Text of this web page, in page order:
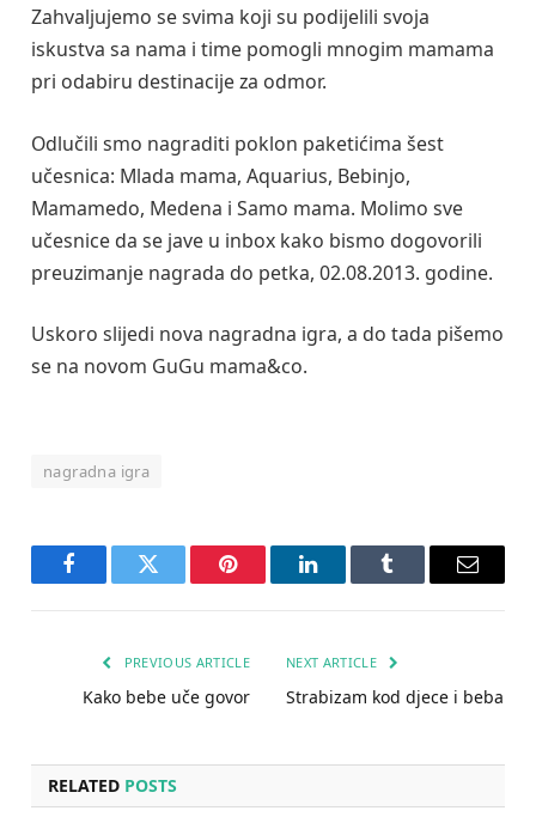
Zahvaljujemo se svima koji su podijelili svoja
iskustva sa nama i time pomogli mnogim mamama
pri odabiru destinacije za odmor.
Odlučili smo nagraditi poklon paketićima šest
učesnica: Mlada mama, Aquarius, Bebinjo,
Mamamedo, Medena i Samo mama. Molimo sve
učesnice da se jave u inbox kako bismo dogovorili
preuzimanje nagrada do petka, 02.08.2013. godine.
Uskoro slijedi nova nagradna igra, a do tada pišemo
se na novom GuGu mama&co.
nagradna igra
FacebookTwitter Pinterest LinkedInTumblr Email
PREVIOUS ARTICLE
Kako bebe uče govor
NEXT ARTICLE
Strabizam kod djece i beba
RELATED POSTS